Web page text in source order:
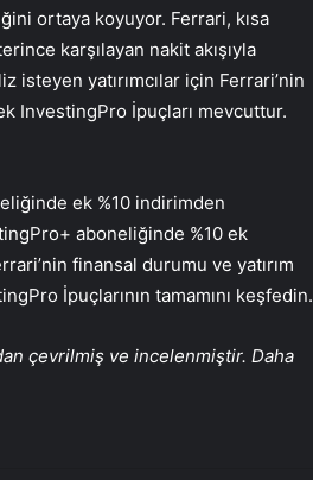
ortaya koyuyor. Ferrari, kısa
karşılayan nakit akışıyla
yatırımcılar için Ferrari’nin
InvestingPro İpuçları mevcuttur.
ek %10 indirimden
aboneliğinde %10 ek
finansal durumu ve yatırım
İpuçlarının tamamını keşfedin.
çevrilmiş ve incelenmiştir. Daha